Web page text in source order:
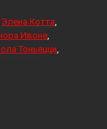
Элена Котта
Ивоне
Тоньяцци